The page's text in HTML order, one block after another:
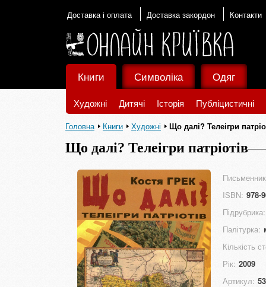
Доставка і оплата Доставка закордон Контакти
Книги
Художні Дитячі Історія Публіцистичні
Символіка Одяг
Головна Книги Художні Що далі? Телеігри
Що далі? Телеігри патріотів
ISBN: 978-
Підрубрика:
Палітурка:
Кількість
Рік: 2009
Артикул: